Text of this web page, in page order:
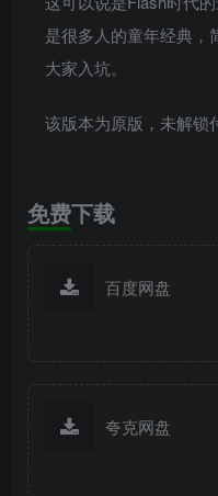
是很多人的童年经典，
大家入坑。
该版本为原版，未解锁
免费下载
百度网盘
夸克网盘